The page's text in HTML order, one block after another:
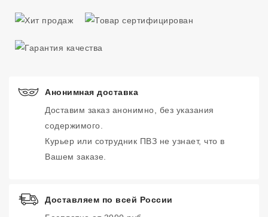
Анонимная доставка
Доставим заказ анонимно, без указания
содержимого.
Курьер или сотрудник ПВЗ не узнает, что в
Вашем заказе.
Доставляем по всей России